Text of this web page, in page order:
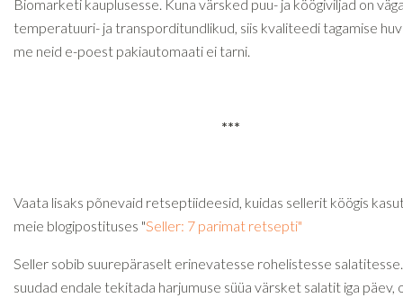
Biomarketi kauplusesse. Kuna värsked puu- ja köögiviljad on
temperatuuri- ja transporditundlikud, siis kvaliteedi tagamise
me neid e-poest pakiautomaati ei tarni.
***
Vaata lisaks põnevaid retseptiideesid, kuidas sellerit köögis
meie blogipostituses "Seller: 7 parimat retsepti"
Seller sobib suurepäraselt erinevatesse rohelistesse
suudad endale tekitada harjumuse süüa värsket salatit iga päev,